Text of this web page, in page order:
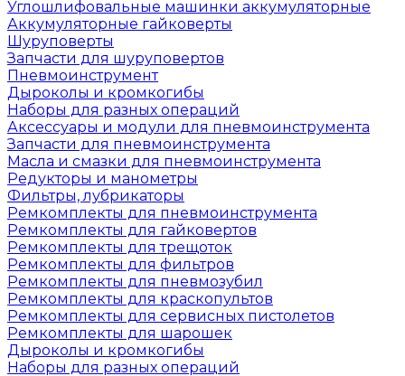
Углошлифовальные машинки аккумуляторные
Аккумуляторные гайковерты
Шуруповерты
Запчасти для шуруповертов
Пневмоинструмент
Дыроколы и кромкогибы
Наборы для разных операций
Аксессуары и модули для пневмоинструмента
Запчасти для пневмоинструмента
Масла и смазки для пневмоинструмента
Редукторы и манометры
Фильтры, лубрикаторы
Ремкомплекты для пневмоинструмента
Ремкомплекты для гайковертов
Ремкомплекты для трещоток
Ремкомплекты для фильтров
Ремкомплекты для пневмозубил
Ремкомплекты для краскопультов
Ремкомплекты для сервисных пистолетов
Ремкомплекты для шарошек
Дыроколы и кромкогибы
Наборы для разных операций